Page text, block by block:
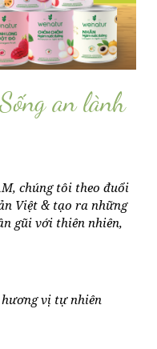
an lành
chúng tôi theo đuổi
Việt & tạo ra những
gũi với thiên nhiên,
vị tự nhiên